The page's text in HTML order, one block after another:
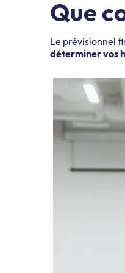
Que
Le prévisionnel
déterminer vos